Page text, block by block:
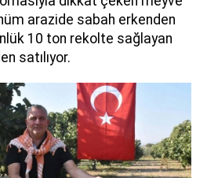
arazide sabah erkenden
10 ton rekolte sağlayan
satılıyor.